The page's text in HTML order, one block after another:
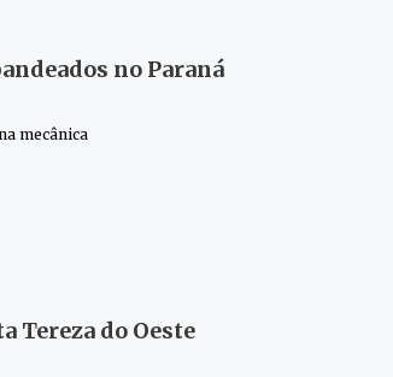
no Paraná
mecânica
Tereza do Oeste